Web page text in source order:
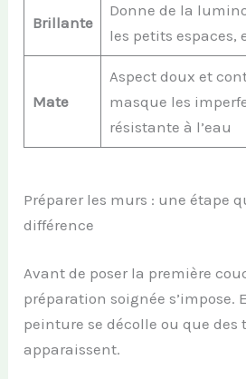
Brillante
Donne de la
les petits
Mate
Aspect doux et
masque les
résistante à l’eau
Préparer les murs : une étape
différence
Avant de poser la première
préparation soignée s’impose.
peinture se décolle ou que des
apparaissent.